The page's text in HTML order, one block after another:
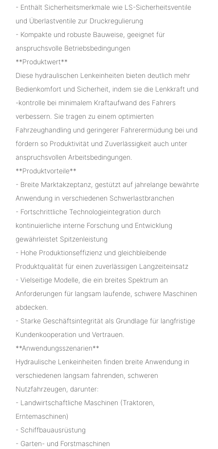
- Enthält Sicherheitsmerkmale wie LS-Sicherheitsventile
und Überlastventile zur Druckregulierung
- Kompakte und robuste Bauweise, geeignet für
anspruchsvolle Betriebsbedingungen
**Produktwert**
Diese hydraulischen Lenkeinheiten bieten deutlich mehr
Bedienkomfort und Sicherheit, indem sie die Lenkkraft und
-kontrolle bei minimalem Kraftaufwand des Fahrers
verbessern. Sie tragen zu einem optimierten
Fahrzeughandling und geringerer Fahrerermüdung bei und
fördern so Produktivität und Zuverlässigkeit auch unter
anspruchsvollen Arbeitsbedingungen.
**Produktvorteile**
- Breite Marktakzeptanz, gestützt auf jahrelange bewährte
Anwendung in verschiedenen Schwerlastbranchen
- Fortschrittliche Technologieintegration durch
kontinuierliche interne Forschung und Entwicklung
gewährleistet Spitzenleistung
- Hohe Produktionseffizienz und gleichbleibende
Produktqualität für einen zuverlässigen Langzeiteinsatz
- Vielseitige Modelle, die ein breites Spektrum an
Anforderungen für langsam laufende, schwere Maschinen
abdecken.
- Starke Geschäftsintegrität als Grundlage für langfristige
Kundenkooperation und Vertrauen.
**Anwendungsszenarien**
Hydraulische Lenkeinheiten finden breite Anwendung in
verschiedenen langsam fahrenden, schweren
Nutzfahrzeugen, darunter:
- Landwirtschaftliche Maschinen (Traktoren,
Erntemaschinen)
- Schiffbauausrüstung
- Garten- und Forstmaschinen